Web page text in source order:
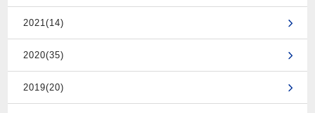
2021(14)
2020(35)
2019(20)